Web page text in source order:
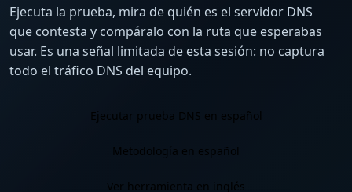
Ejecuta la prueba, mira de quién es el servidor DNS
que contesta y compáralo con la ruta que esperabas
usar. Es una señal limitada de esta sesión: no captura
todo el tráfico DNS del equipo.
Ejecutar prueba DNS en español
Metodología en español
Ver herramienta en inglés